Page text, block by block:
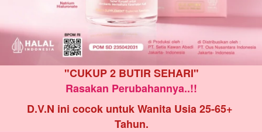
"CUKUP 2 BUTIR SEHARI"
Rasakan Perubahannya..!!
D.V.N ini cocok untuk Wanita Usia 25-65+
Tahun.